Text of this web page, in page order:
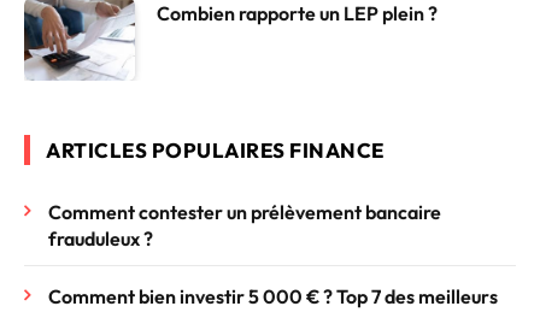
Combien rapporte un LEP plein ?
ARTICLES POPULAIRES FINANCE
Comment contester un prélèvement bancaire
frauduleux ?
Comment bien investir 5 000 € ? Top 7 des meilleurs